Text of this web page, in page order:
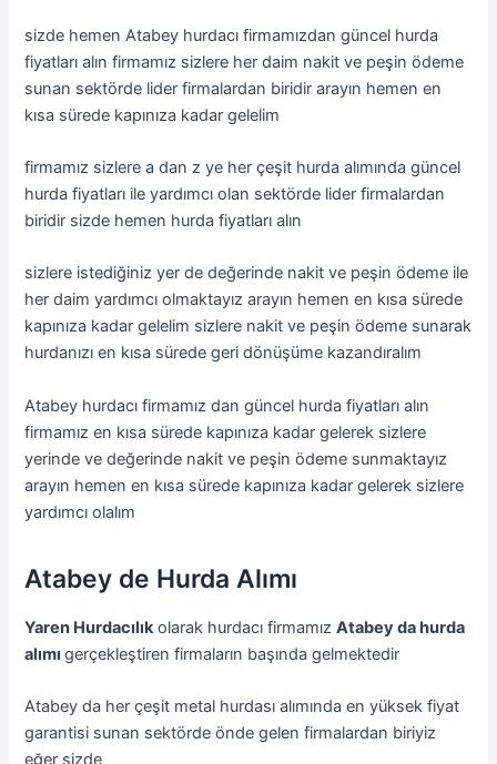
sizde hemen Atabey hurdacı firmamızdan güncel hurda
fiyatları alın firmamız sizlere her daim nakit ve peşin ödeme
sunan sektörde lider firmalardan biridir arayın hemen en
kısa sürede kapınıza kadar gelelim
firmamız sizlere a dan z ye her çeşit hurda alımında güncel
hurda fiyatları ile yardımcı olan sektörde lider firmalardan
biridir sizde hemen hurda fiyatları alın
sizlere istediğiniz yer de değerinde nakit ve peşin ödeme ile
her daim yardımcı olmaktayız arayın hemen en kısa sürede
kapınıza kadar gelelim sizlere nakit ve peşin ödeme sunarak
hurdanızı en kısa sürede geri dönüşüme kazandıralım
Atabey hurdacı firmamız dan güncel hurda fiyatları alın
firmamız en kısa sürede kapınıza kadar gelerek sizlere
yerinde ve değerinde nakit ve peşin ödeme sunmaktayız
arayın hemen en kısa sürede kapınıza kadar gelerek sizlere
yardımcı olalım
Atabey de Hurda Alımı
Yaren Hurdacılıkolarak hurdacı firmamızAtabey da hurda
alımıgerçekleştiren firmaların başında gelmektedir
Atabey da her çeşit metal hurdası alımında en yüksek fiyat
garantisi sunan sektörde önde gelen firmalardan biriyiz
eğer sizde